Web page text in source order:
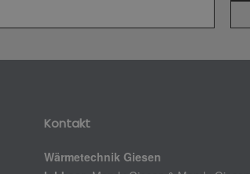
Kontakt
Wärmetechnik Giesen